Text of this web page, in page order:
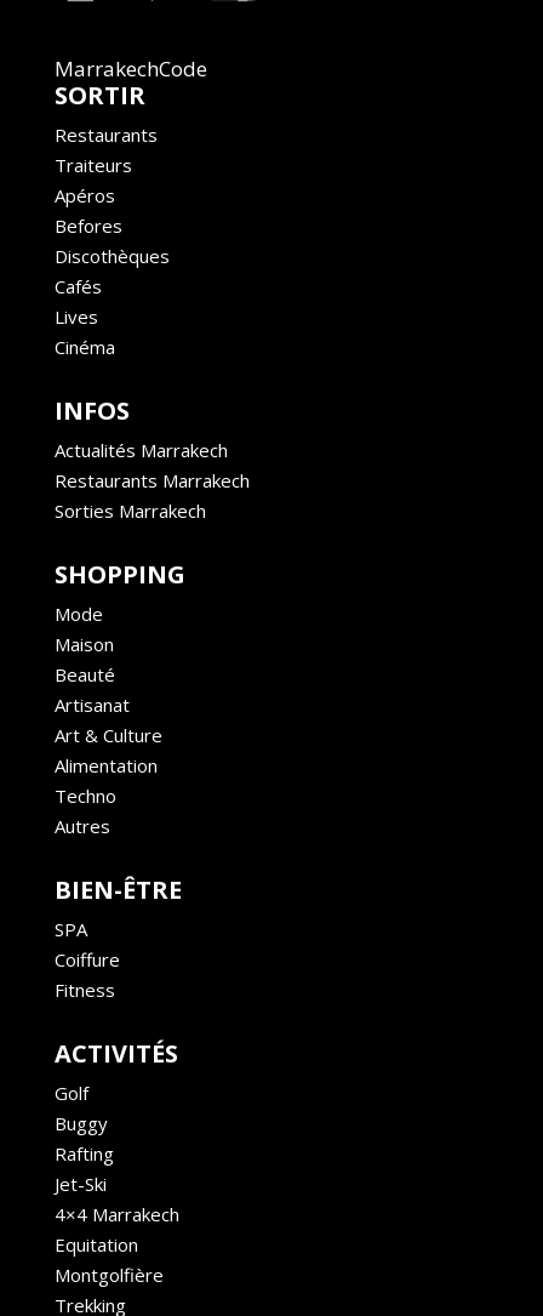
MarrakechCode
SORTIR
Restaurants
Traiteurs
Apéros
Befores
Discothèques
Cafés
Lives
Cinéma
INFOS
Actualités Marrakech
Restaurants Marrakech
Sorties Marrakech
SHOPPING
Mode
Maison
Beauté
Artisanat
Art & Culture
Alimentation
Techno
Autres
BIEN-ÊTRE
SPA
Coiffure
Fitness
ACTIVITÉS
Golf
Buggy
Rafting
Jet-Ski
4×4 Marrakech
Equitation
Montgolfière
Trekking